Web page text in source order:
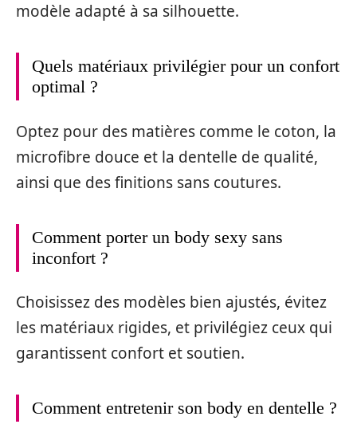
modèle adapté à sa silhouette.
Quels matériaux privilégier pour un confort
optimal ?
Optez pour des matières comme le coton, la
microfibre douce et la dentelle de qualité,
ainsi que des finitions sans coutures.
Comment porter un body sexy sans
inconfort ?
Choisissez des modèles bien ajustés, évitez
les matériaux rigides, et privilégiez ceux qui
garantissent confort et soutien.
Comment entretenir son body en dentelle ?